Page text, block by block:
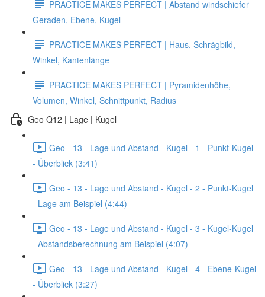
PRACTICE MAKES PERFECT | Abstand windschiefer
Geraden, Ebene, Kugel
PRACTICE MAKES PERFECT | Haus, Schrägbild,
Winkel, Kantenlänge
PRACTICE MAKES PERFECT | Pyramidenhöhe,
Volumen, Winkel, Schnittpunkt, Radius
Geo Q12 | Lage | Kugel
Geo - 13 - Lage und Abstand - Kugel - 1 - Punkt-Kugel
- Überblick (3:41)
Geo - 13 - Lage und Abstand - Kugel - 2 - Punkt-Kugel
- Lage am Beispiel (4:44)
Geo - 13 - Lage und Abstand - Kugel - 3 - Kugel-Kugel
- Abstandsberechnung am Beispiel (4:07)
Geo - 13 - Lage und Abstand - Kugel - 4 - Ebene-Kugel
- Überblick (3:27)